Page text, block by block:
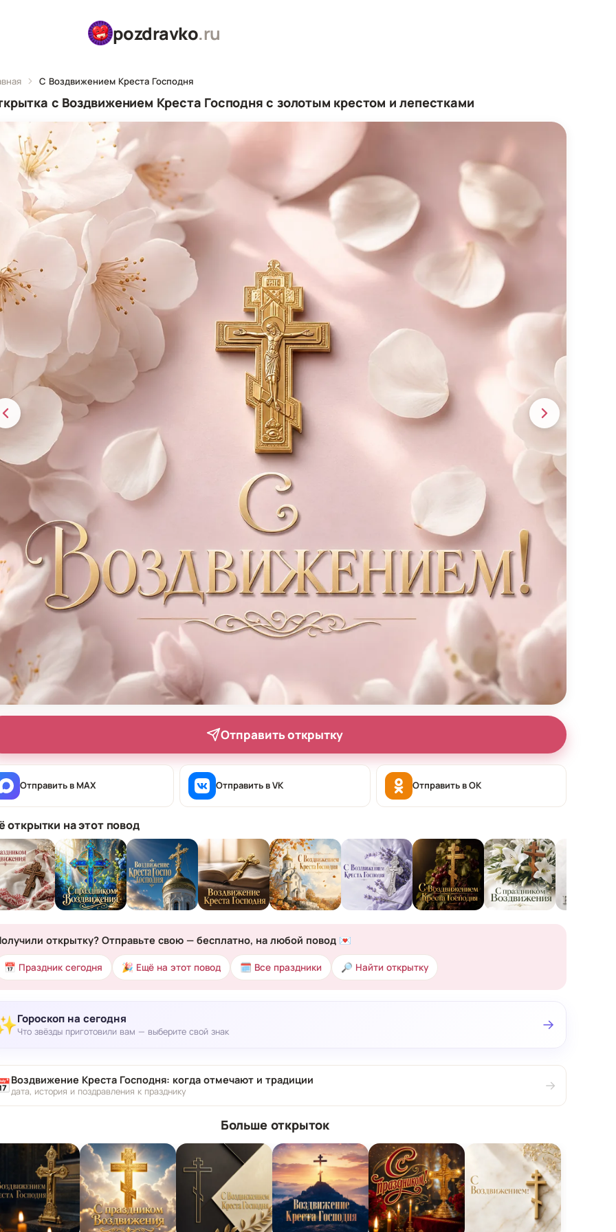
pozdravko.ru
С Воздвижением Креста Господня
с Воздвижением Креста Господня с золотым крестом и лепестками
Отправить открытку
Отправить в MAX Отправить в VK Отправить в OK
открытки на этот повод
открытку? Отправьте свою — бесплатно, на любой повод 💌
📅 Праздник сегодня 🎉 Ещё на этот повод 🗓 Все праздники 🔎 Найти открытку
Гороскоп на сегодня
Что звёзды приготовили вам — выберите свой знак →
Воздвижение Креста Господня: когда отмечают и традиции
дата, история и поздравления к празднику →
Больше открыток